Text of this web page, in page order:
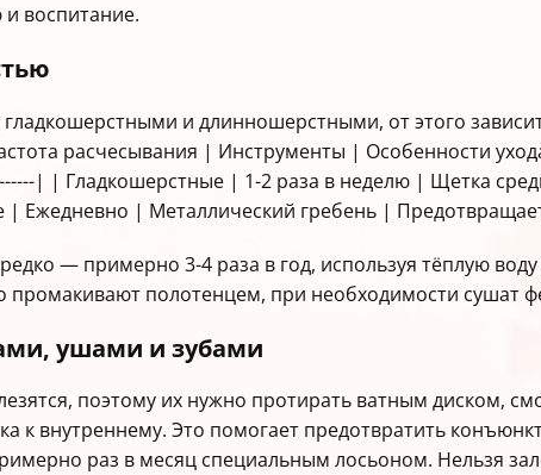
воспитание.
и длинношерстными, от этого
расчесывания | Инструменты | Особенности ухода
| | Гладкошерстные | 1-2 раза в неделю | Щетка
Ежедневно | Металлический гребень |
— примерно 3-4 раза в год, используя тёплую
промакивают полотенцем, при необходимости сушат
ушами и зубами
поэтому их нужно протирать ватным диском,
к внутреннему. Это помогает предотвратить
раз в месяц специальным лосьоном. Нельзя